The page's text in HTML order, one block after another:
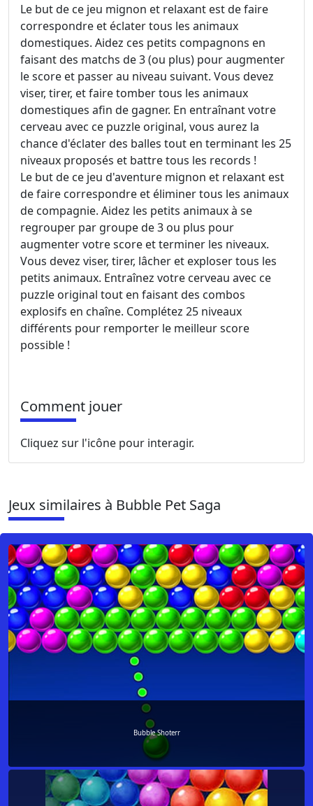
Le but de ce jeu mignon et relaxant est de faire
correspondre et éclater tous les animaux
domestiques. Aidez ces petits compagnons en
faisant des matchs de 3 (ou plus) pour augmenter
le score et passer au niveau suivant. Vous devez
viser, tirer, et faire tomber tous les animaux
domestiques afin de gagner. En entraînant votre
cerveau avec ce puzzle original, vous aurez la
chance d'éclater des balles tout en terminant les 25
niveaux proposés et battre tous les records !
Le but de ce jeu d'aventure mignon et relaxant est
de faire correspondre et éliminer tous les animaux
de compagnie. Aidez les petits animaux à se
regrouper par groupe de 3 ou plus pour
augmenter votre score et terminer les niveaux.
Vous devez viser, tirer, lâcher et exploser tous les
petits animaux. Entraînez votre cerveau avec ce
puzzle original tout en faisant des combos
explosifs en chaîne. Complétez 25 niveaux
différents pour remporter le meilleur score
possible !
Comment jouer
Cliquez sur l'icône pour interagir.
Jeux similaires à Bubble Pet Saga
Bubble Shoterr